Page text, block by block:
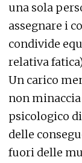
una sola
assegnare i
condivide
relativa
Un carico
non
psicologico
delle
fuori delle